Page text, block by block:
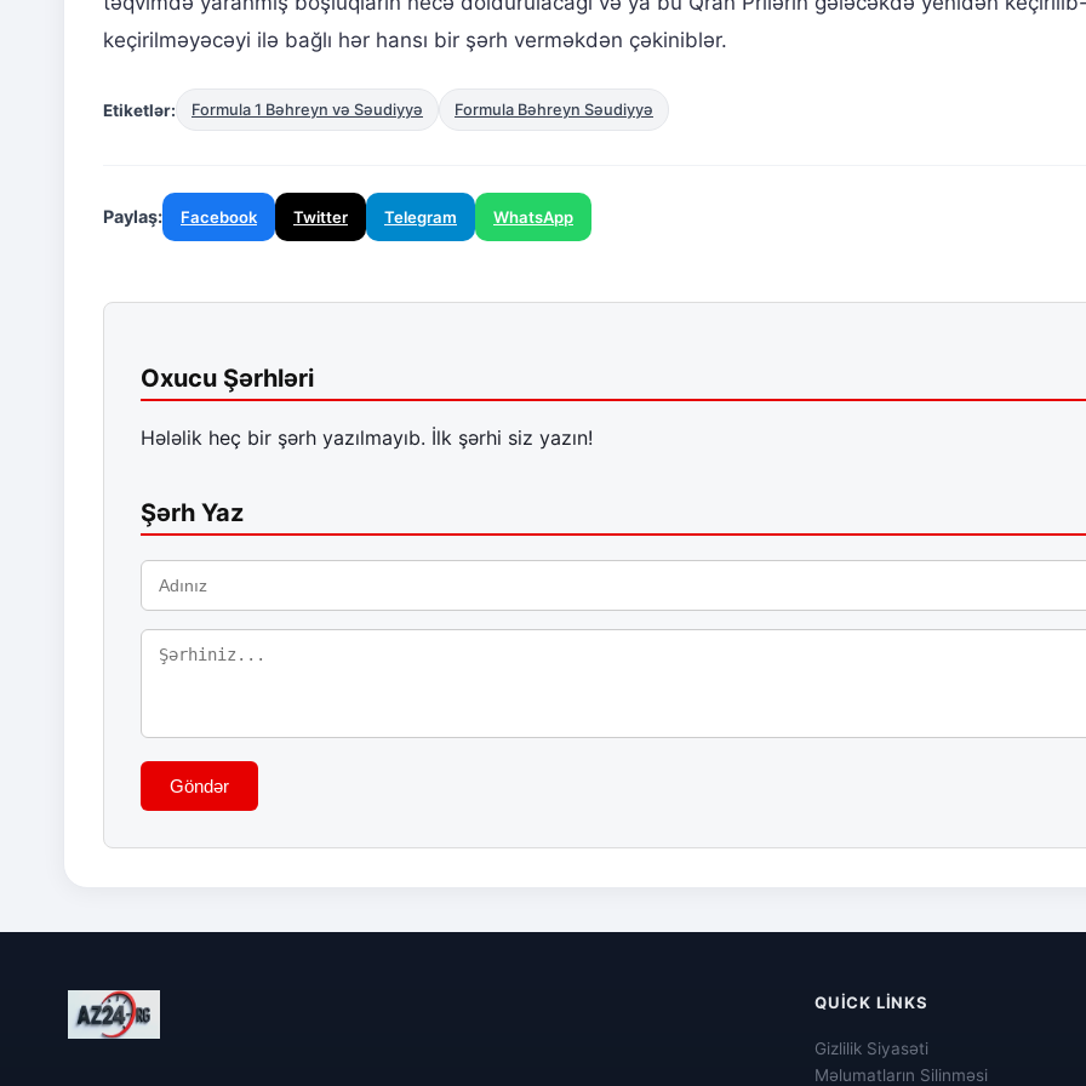
keçirilməyəcəyi ilə bağlı hər hansı bir şərh verməkdən çəkiniblər.
Etiketlər: Formula 1 Bəhreyn və Səudiyyə Formula Bəhreyn Səudiyyə
Paylaş: Facebook Twitter Telegram WhatsApp
Oxucu Şərhləri
Hələlik heç bir şərh yazılmayıb. İlk şərhi siz yazın!
Şərh Yaz
Göndər
QUICK LINKS
Gizlilik Siyasəti
Məlumatların Silinməsi